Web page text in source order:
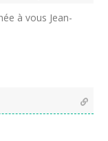
à vous Jean-